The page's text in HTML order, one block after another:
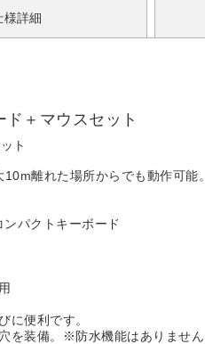
様詳細
＋マウスセット
ト
離れた場所からでも動作可能。
パクトキーボード
に便利です。
を装備。※防水機能はありません